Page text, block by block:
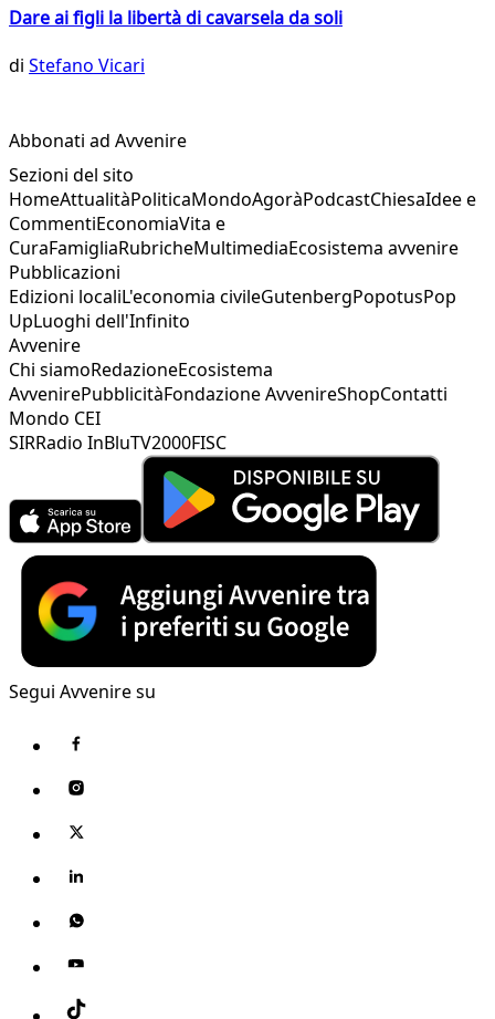
Dare ai figli la libertà di cavarsela da soli
di Stefano Vicari
Abbonati ad Avvenire
Sezioni del sito
HomeAttualitàPoliticaMondoAgoràPodcastChiesaIdee e
CommentiEconomiaVita e
CuraFamigliaRubricheMultimediaEcosistema avvenire
Pubblicazioni
Edizioni localiL'economia civileGutenbergPopotusPop
UpLuoghi dell'Infinito
Avvenire
Chi siamoRedazioneEcosistema
AvvenirePubblicitàFondazione AvvenireShopContatti
Mondo CEI
SIRRadio InBluTV2000FISC
Segui Avvenire su